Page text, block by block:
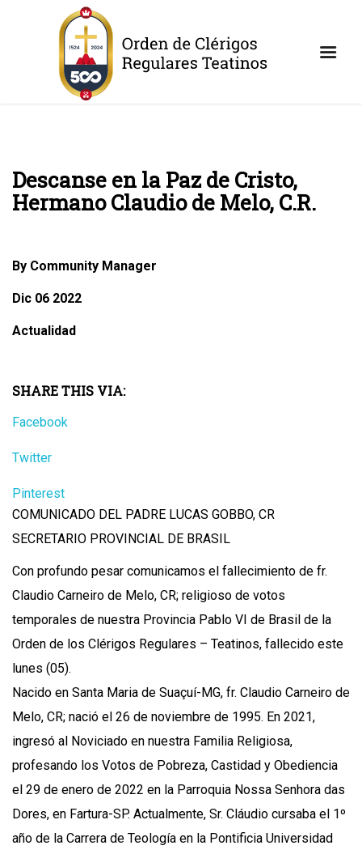
Descanse en la Paz de Cristo,
Hermano Claudio de Melo, C.R.
By Community Manager
Dic 06 2022
Actualidad
SHARE THIS VIA:
Facebook
Twitter
Pinterest
COMUNICADO DEL PADRE LUCAS GOBBO, CR
SECRETARIO PROVINCIAL DE BRASIL
Con profundo pesar comunicamos el fallecimiento de fr.
Claudio Carneiro de Melo, CR; religioso de votos
temporales de nuestra Provincia Pablo VI de Brasil de la
Orden de los Clérigos Regulares – Teatinos, fallecido este
lunes (05).
Nacido en Santa Maria de Suaçuí-MG, fr. Claudio Carneiro de
Melo, CR; nació el 26 de noviembre de 1995. En 2021,
ingresó al Noviciado en nuestra Familia Religiosa,
profesando los Votos de Pobreza, Castidad y Obediencia
el 29 de enero de 2022 en la Parroquia Nossa Senhora das
Dores, en Fartura-SP. Actualmente, Sr. Cláudio cursaba el 1º
año de la Carrera de Teología en la Pontificia Universidad